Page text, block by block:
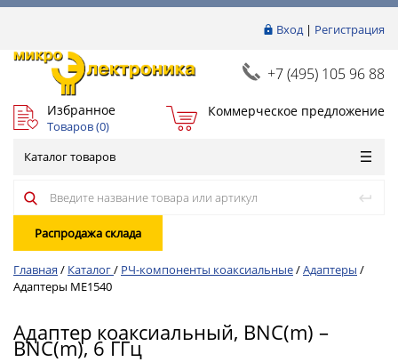
Вход| Регистрация
+7 (495) 105 96 88
Избранное
Товаров (0)
Коммерческое предложение
Каталог товаров
Распродажа склада
Главная / Каталог/ РЧ-компоненты коаксиальные/Адаптеры /
Адаптеры ME1540
Адаптер коаксиальный, BNC(m) –
BNC(m), 6 ГГц